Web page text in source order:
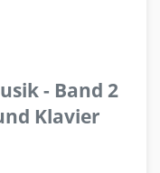
- Band 2
Klavier